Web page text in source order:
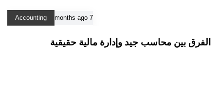
7 months ago
Accounting
الفرق بين محاسب جيد وإدارة مالية حقيقية